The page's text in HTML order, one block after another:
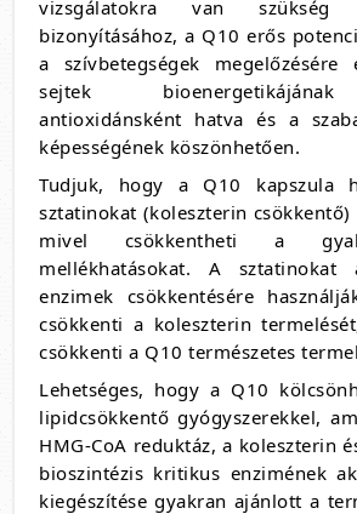
vizsgálatokra van szükség
bizonyításához, a Q10 erős
a szívbetegségek megelőzésére
sejtek
antioxidánsként hatva és a
képességének köszönhetően.
Tudjuk, hogy a Q10 kapszula
sztatinokat (koleszterin csökkentő)
mivel csökkentheti a
mellékhatásokat. A
enzimek csökkentésére
csökkenti a koleszterin
csökkenti a Q10 természetes
Lehetséges, hogy a Q10
lipidcsökkentő gyógyszerekkel,
HMG-CoA reduktáz, a koleszterin
bioszintézis kritikus enzimének
kiegészítése gyakran ajánlott a